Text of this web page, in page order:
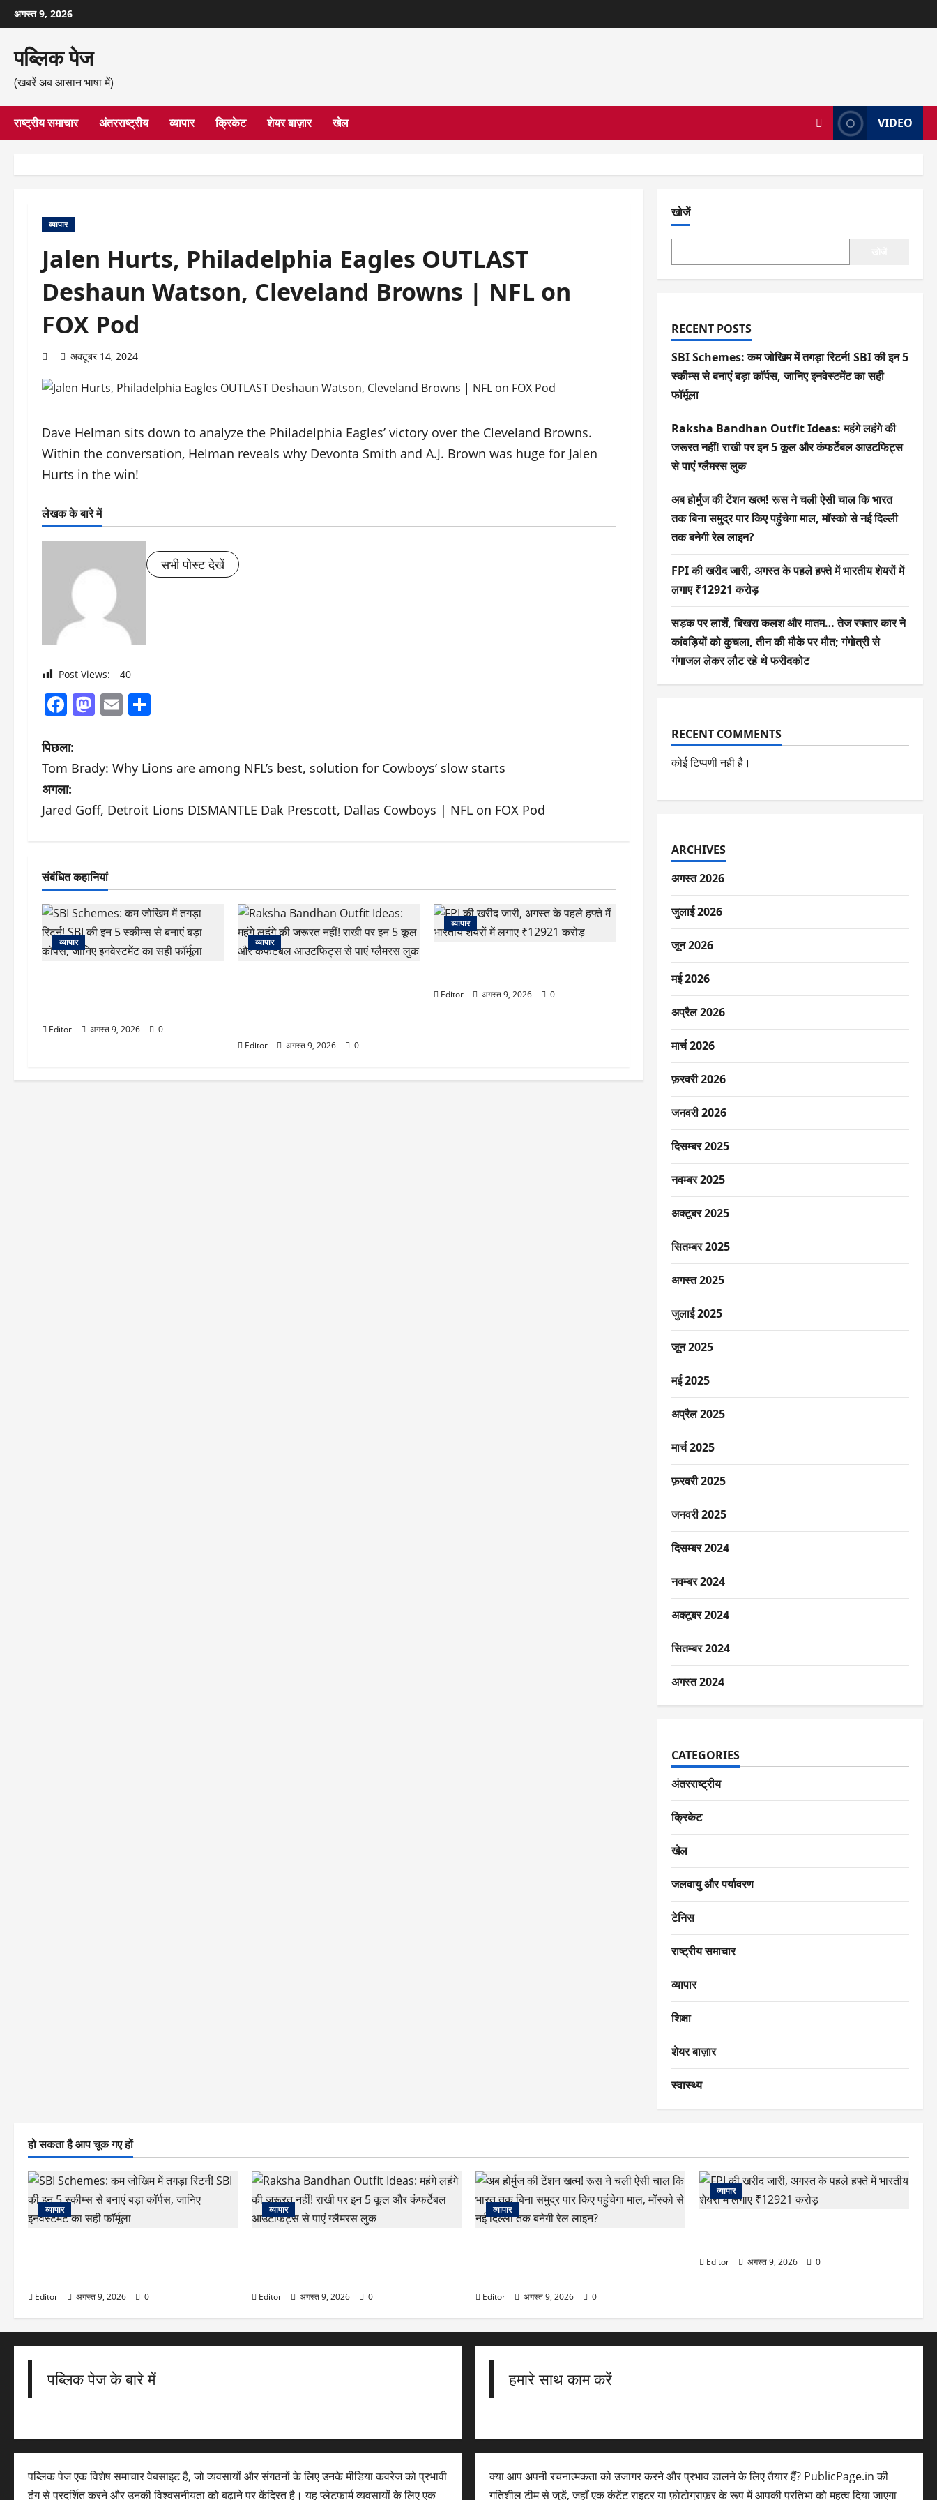
छोड़कर
सामग्री
अगस्त 9, 2026
पब्लिक पेज
(खबरें अब आसान भाषा में)
राष्ट्रीय समाचार अंतरराष्ट्रीय व्यापार क्रिकेट शेयर बाज़ार खेल VIDEO
व्यापार
Jalen Hurts, Philadelphia Eagles OUTLAST
Deshaun Watson, Cleveland Browns | NFL on
FOX Pod
अक्टूबर 14, 2024
Dave Helman sits down to analyze the Philadelphia Eagles’ victory over the Cleveland Browns.
Within the conversation, Helman reveals why Devonta Smith and A.J. Brown was huge for Jalen
Hurts in the win!
लेखक के बारे में
सभी पोस्ट देखें
Post Views: 40
Facebook
Mastodon
Email
पो
स्ट
ने
गे
श
न
पिछला:
Tom Brady: Why Lions are among NFL’s best, solution for Cowboys’ slow starts
अगला:
Jared Goff, Detroit Lions DISMANTLE Dak Prescott, Dallas Cowboys | NFL on FOX Pod
संबंधित कहानियां
व्यापार
Editor अगस्त 9, 2026 0
व्यापार
Editor अगस्त 9, 2026 0
व्यापार
Editor अगस्त 9, 2026 0
खोजें
RECENT POSTS
SBI Schemes: कम जोखिम में तगड़ा रिटर्न! SBI की इन 5
स्कीम्स से बनाएं बड़ा कॉर्पस, जानिए इनवेस्टमेंट का सही
फॉर्मूला
Raksha Bandhan Outfit Ideas: महंगे लहंगे की
जरूरत नहीं! राखी पर इन 5 कूल और कंफर्टेबल आउटफिट्स
से पाएं ग्लैमरस लुक
अब होर्मुज की टेंशन खत्म! रूस ने चली ऐसी चाल कि भारत
तक बिना समुद्र पार किए पहुंचेगा माल, मॉस्को से नई दिल्ली
तक बनेगी रेल लाइन?
FPI की खरीद जारी, अगस्त के पहले हफ्ते में भारतीय शेयरों में
लगाए ₹12921 करोड़
सड़क पर लाशें, बिखरा कलश और मातम… तेज रफ्तार कार ने
कांवड़ियों को कुचला, तीन की मौके पर मौत; गंगोत्री से
गंगाजल लेकर लौट रहे थे फरीदकोट
RECENT COMMENTS
कोई टिप्पणी नही है।
ARCHIVES
अगस्त 2026
जुलाई 2026
जून 2026
मई 2026
अप्रैल 2026
मार्च 2026
फ़रवरी 2026
जनवरी 2026
दिसम्बर 2025
नवम्बर 2025
अक्टूबर 2025
सितम्बर 2025
अगस्त 2025
जुलाई 2025
जून 2025
मई 2025
अप्रैल 2025
मार्च 2025
फ़रवरी 2025
जनवरी 2025
दिसम्बर 2024
नवम्बर 2024
अक्टूबर 2024
सितम्बर 2024
अगस्त 2024
CATEGORIES
अंतरराष्ट्रीय
क्रिकेट
खेल
जलवायु और पर्यावरण
टेनिस
राष्ट्रीय समाचार
व्यापार
शिक्षा
शेयर बाज़ार
स्वास्थ्य
हो सकता है आप चूक गए हों
व्यापार
Editor अगस्त 9, 2026 0
व्यापार
Editor अगस्त 9, 2026 0
व्यापार
Editor अगस्त 9, 2026 0
व्यापार
Editor अगस्त 9, 2026 0
पब्लिक पेज के बारे में
पब्लिक पेज एक विशेष समाचार वेबसाइट है, जो व्यवसायों और संगठनों के लिए उनके मीडिया कवरेज को प्रभावी
ढंग से प्रदर्शित करने और उनकी विश्वसनीयता को बढ़ाने पर केंद्रित है। यह प्लेटफार्म व्यवसायों के लिए एक
हमारे साथ काम करें
क्या आप अपनी रचनात्मकता को उजागर करने और प्रभाव डालने के लिए तैयार हैं? PublicPage.in की
गतिशील टीम से जुड़ें, जहाँ एक कंटेंट राइटर या फ़ोटोग्राफ़र के रूप में आपकी प्रतिभा को महत्व दिया जाएगा